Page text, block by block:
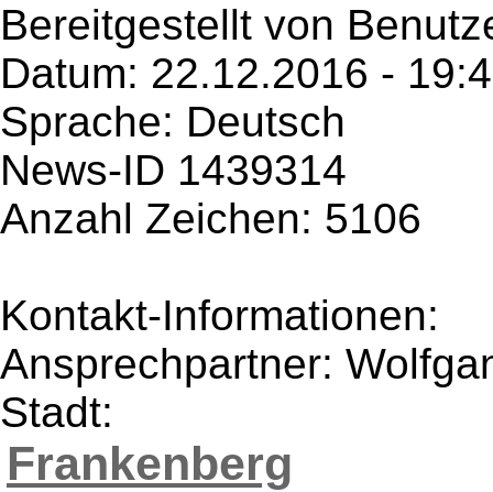
Bereitgestellt von
Datum: 22.12.2016 -
Sprache: Deutsch
News-ID 1439314
Anzahl Zeichen: 5106
Kontakt-Informationen:
Ansprechpartner:
Stadt:
Frankenberg